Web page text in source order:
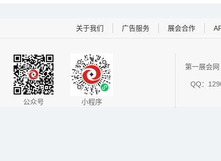
关于我们 广告服务 展会合作
公众号 小程序
第一展会
QQ：